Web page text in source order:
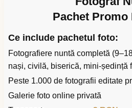
Pachet Promo
Ce include pachetul foto:
Fotografiere nuntă completă
nași, civilă, biserică, mini-ședință
Peste 1.000 de fotografii editate
Galerie foto online privată